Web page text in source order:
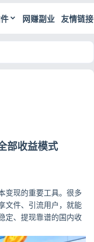
网赚副业 友情链接
部收益模式
变现的重要工具。很多
文件、引流用户，就能
定、提现靠谱的国内收